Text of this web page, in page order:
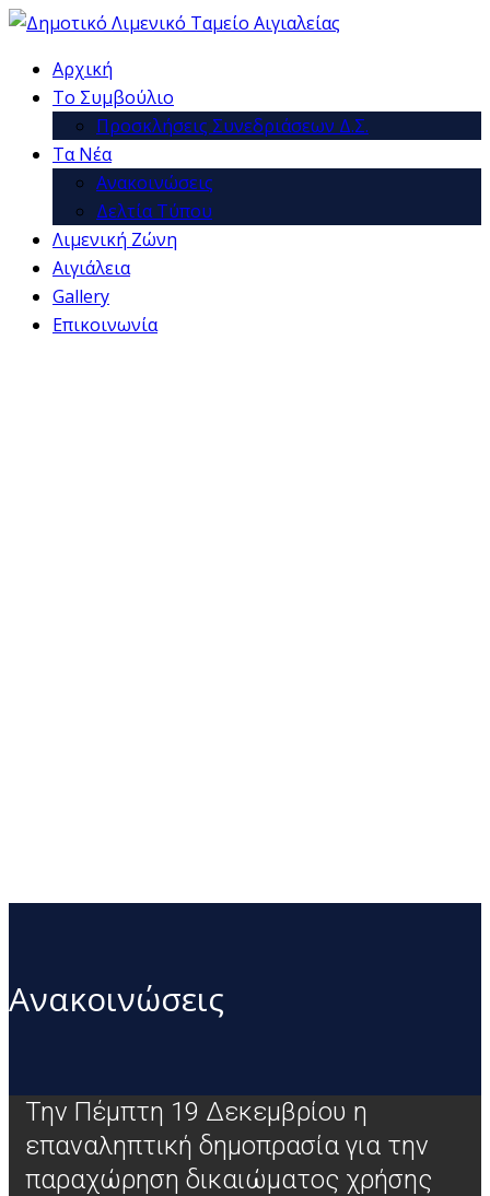
Αρχική
Το Συμβούλιο
Προσκλήσεις Συνεδριάσεων Δ.Σ.
Τα Νέα
Ανακοινώσεις
Δελτία Τύπου
Λιμενική Ζώνη
Αιγιάλεια
Gallery
Επικοινωνία
Ανακοινώσεις
Την Πέμπτη 19 Δεκεμβρίου η
επαναληπτική δημοπρασία για την
παραχώρηση δικαιώματος χρήσης